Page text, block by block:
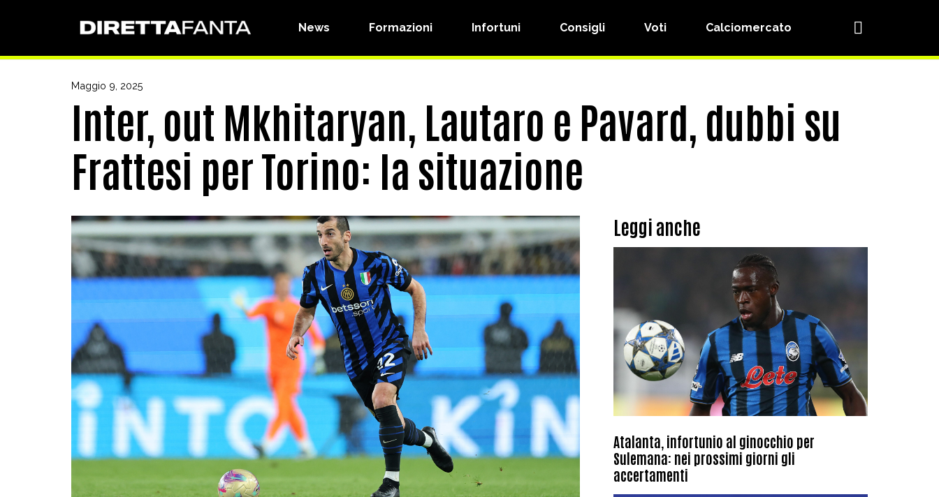
News Formazioni Infortuni Consigli Voti Calciomercato
Maggio 9, 2025
Inter, out Mkhitaryan, Lautaro e Pavard, dubbi su
Frattesi per Torino: la situazione
Leggi anche
Atalanta, infortunio al ginocchio per
Sulemana: nei prossimi giorni gli
accertamenti